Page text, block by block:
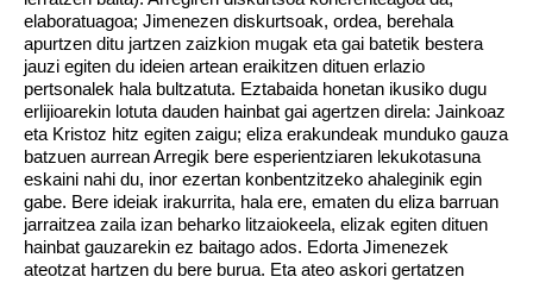
elaboratuagoa; Jimenezen diskurtsoak, ordea, berehala
apurtzen ditu jartzen zaizkion mugak eta gai batetik bestera
jauzi egiten du ideien artean eraikitzen dituen erlazio
pertsonalek hala bultzatuta. Eztabaida honetan ikusiko dugu
erlijioarekin lotuta dauden hainbat gai agertzen direla: Jainkoaz
eta Kristoz hitz egiten zaigu; eliza erakundeak munduko gauza
batzuen aurrean Arregik bere esperientziaren lekukotasuna
eskaini nahi du, inor ezertan konbentzitzeko ahaleginik egin
gabe. Bere ideiak irakurrita, hala ere, ematen du eliza barruan
jarraitzea zaila izan beharko litzaiokeela, elizak egiten dituen
hainbat gauzarekin ez baitago ados. Edorta Jimenezek
ateotzat hartzen du bere burua. Eta ateo askori gertatzen